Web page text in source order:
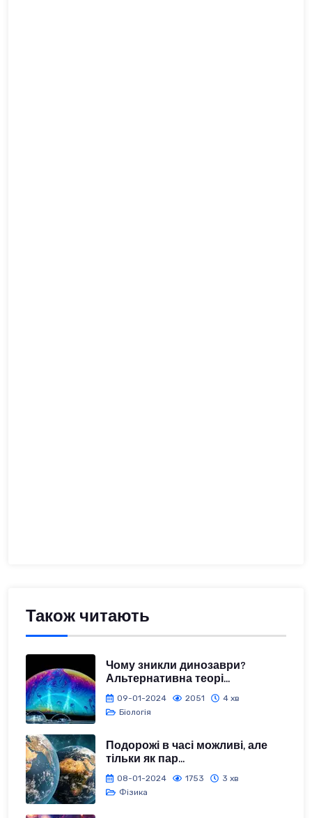
Також читають
Чому зникли динозаври?
Альтернативна теорі...
09-01-2024 2051
4 хв
Біологія
Подорожі в часі можливі, але
тільки як пар...
08-01-2024 1753
3 хв
Фізика